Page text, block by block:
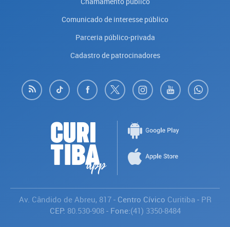
Comunicado de interesse público
Parceria público-privada
Cadastro de patrocinadores
Av. Cândido de Abreu, 817- Centro Cívico Curitiba - PR
CEP: 80.530-908- Fone:(41) 3350-8484